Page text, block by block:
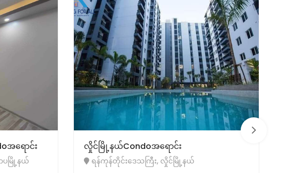
အရောင်း
ပမြို့နယ်
လှိုင်မြို့နယ်Condoအရောင်း
ရန်ကုန်တိုင်းဒေသကြီး, လှိုင်မြို့နယ်